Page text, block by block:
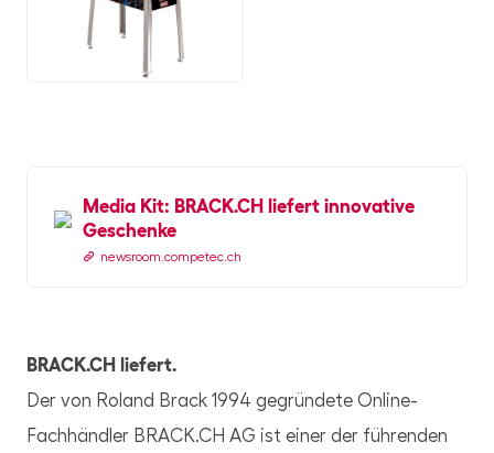
Media Kit: BRACK.CH liefert innovative
Geschenke
newsroom.competec.ch
BRACK.CH liefert.
Der von Roland Brack 1994 gegründete Online-
Fachhändler BRACK.CH AG ist einer der führenden